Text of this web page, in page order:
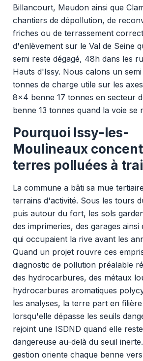
Billancourt, Meudon ainsi que
chantiers de dépollution, de
friches ou de terrassement
d'enlèvement sur le Val de Seine
semi reste dégagé, 48h dans les
Hauts d'Issy. Nous calons un
tonnes de charge utile sur les
8x4 benne 17 tonnes en secteur
benne 13 tonnes quand la voie se
Pourquoi Issy-les-
Moulineaux
terres polluées à
La commune a bâti sa mue
terrains d'activité. Sous les tours
puis autour du fort, les sols
des imprimeries, des garages ainsi
qui occupaient la rive avant les
Quand un projet rouvre ces
diagnostic de pollution préalable
des hydrocarbures, des métaux
hydrocarbures aromatiques
les analyses, la terre part en
lorsqu'elle dépasse les seuils
rejoint une ISDND quand elle
dangereuse au-delà du seuil
gestion oriente chaque benne